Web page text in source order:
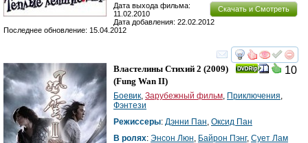
Скачать и Смотреть
Дата выхода фильма:
11.02.2010
Дата добавления: 22.02.2012
Последнее обновление: 15.04.2012
смотреть
10
Властелины Стихий 2 (2009)
(Fung Wan II)
Боевик, Зарубежный фильм, Приключения,
Фэнтези
Режиссеры: Дэнни Пан, Оксид Пан
В ролях: Энсон Люн, Байрон Пэнг, Сует Лам